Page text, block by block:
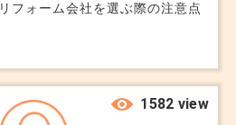
フォーム会社を選ぶ際の注意点
1582 view